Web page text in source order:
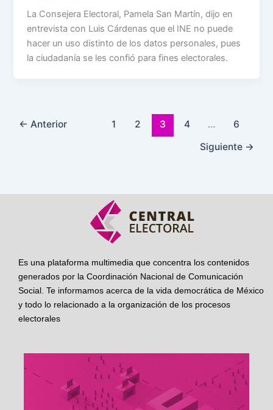
La Consejera Electoral, Pamela San Martín, dijo en
entrevista con Luis Cárdenas que el INE no puede
hacer un uso distinto de los datos personales, pues
la ciudadanía se les confió para fines electorales.
← Anterior 1 2 3 4 …
6
Siguiente →
Es una plataforma multimedia que concentra los contenidos
generados por la Coordinación Nacional de Comunicación
Social. Te informamos acerca de la vida democrática de México
y todo lo relacionado a la organización de los procesos
electorales